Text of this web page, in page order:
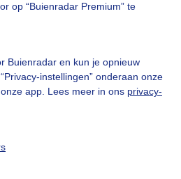
op “Buienradar Premium” te
Buienradar en kun je opnieuw
instellingen” onderaan onze
app. Lees meer in ons privacy-